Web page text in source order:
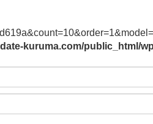
kuruma.com/public_html/